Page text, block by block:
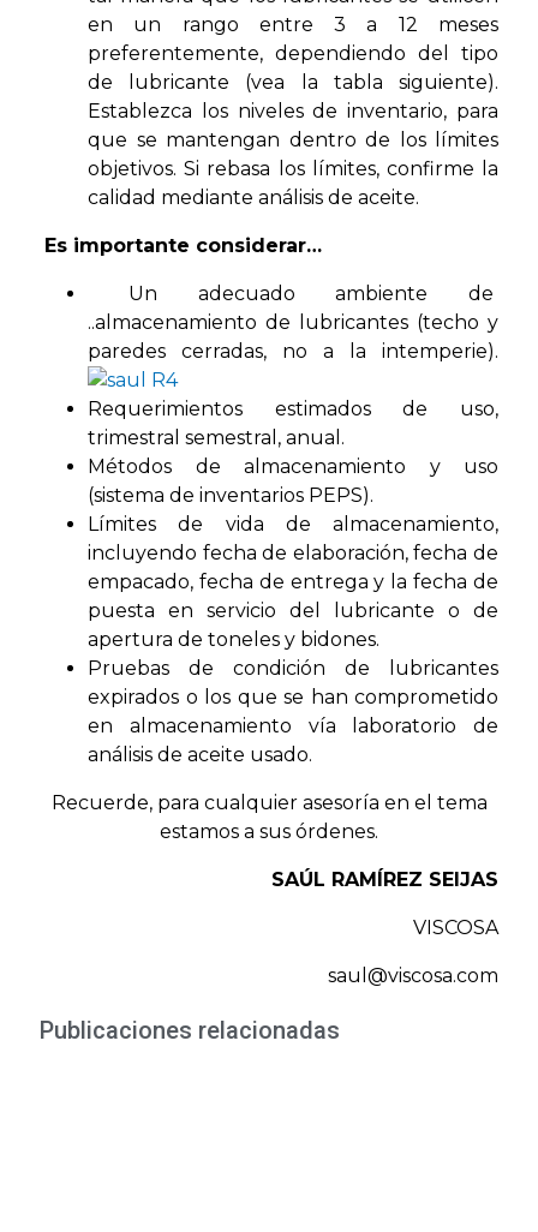
en un rango entre 3 a 12 meses
preferentemente, dependiendo del tipo
de lubricante (vea la tabla siguiente).
Establezca los niveles de inventario, para
que se mantengan dentro de los límites
objetivos. Si rebasa los límites, confirme la
calidad mediante análisis de aceite.
Es importante considerar…
Un adecuado ambiente de
..almacenamiento de lubricantes (techo y
paredes cerradas, no a la intemperie).
Requerimientos estimados de uso,
trimestral semestral, anual.
Métodos de almacenamiento y uso
(sistema de inventarios PEPS).
Límites de vida de almacenamiento,
incluyendo fecha de elaboración, fecha de
empacado, fecha de entrega y la fecha de
puesta en servicio del lubricante o de
apertura de toneles y bidones.
Pruebas de condición de lubricantes
expirados o los que se han comprometido
en almacenamiento vía laboratorio de
análisis de aceite usado.
Recuerde, para cualquier asesoría en el tema
estamos a sus órdenes.
SAÚL RAMÍREZ SEIJAS
VISCOSA
saul@viscosa.com
Publicaciones relacionadas